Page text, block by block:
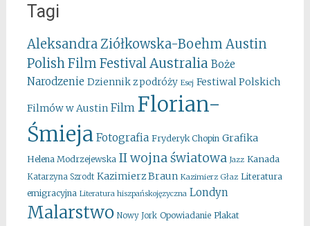
Tagi
Aleksandra Ziółkowska-Boehm Austin
Polish Film Festival Australia Boże
Narodzenie Dziennik z podróży Esej Festiwal Polskich
Filmów w Austin Film Florian-
Śmieja Fotografia Fryderyk Chopin Grafika
Helena Modrzejewska II wojna światowa Jazz Kanada
Katarzyna Szrodt Kazimierz Braun Kazimierz Głaz Literatura
emigracyjna Literatura hiszpańskojęzyczna Londyn
Malarstwo Nowy Jork Opowiadanie Plakat